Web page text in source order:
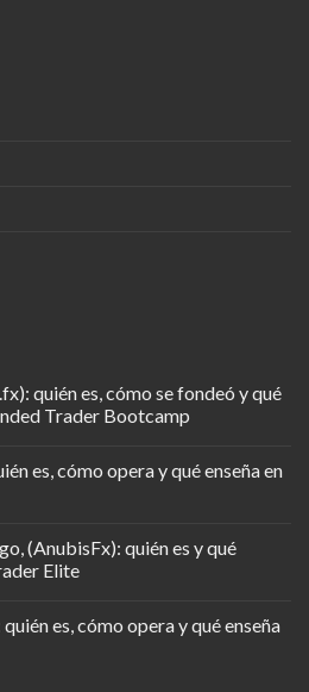
quién es, cómo se fondeó y qué
Trader Bootcamp
es, cómo opera y qué enseña en
(AnubisFx): quién es y qué
Elite
es, cómo opera y qué enseña